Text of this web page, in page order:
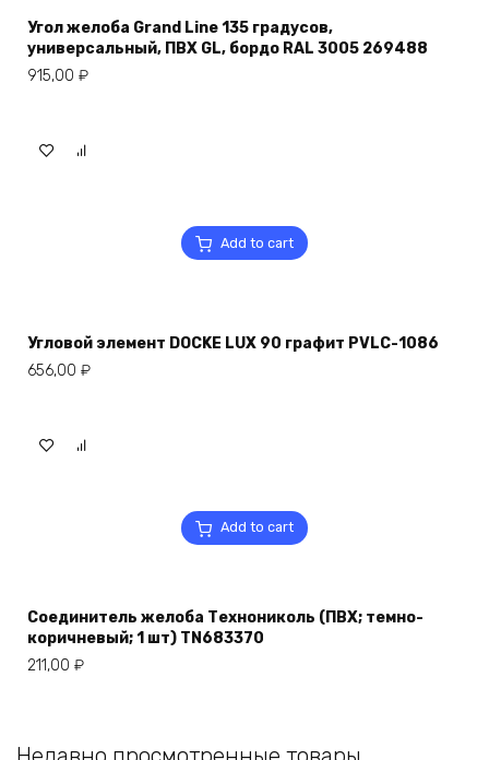
Угол желоба Grand Line 135 градусов,
универсальный, ПВХ GL, бордо RAL 3005 269488
915,00 ₽
Add to cart
Угловой элемент DOCKE LUX 90 графит PVLC-1086
656,00 ₽
Add to cart
Соединитель желоба Технониколь (ПВХ; темно-
коричневый; 1 шт) TN683370
211,00 ₽